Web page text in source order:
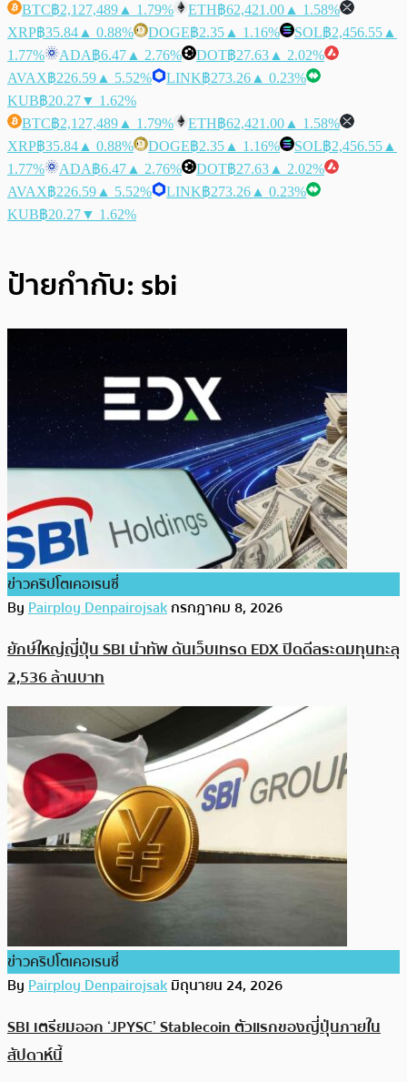
BTC฿2,127,489 ▲ 1.79% ETH฿62,421.00 ▲ 1.58%
XRP฿35.84 ▲ 0.88% DOGE฿2.35 ▲ 1.16% SOL฿2,456.55 ▲
1.77%
ADA฿6.47 ▲ 2.76% DOT฿27.63 ▲ 2.02%
AVAX฿226.59 ▲ 5.52% LINK฿273.26 ▲ 0.23%
KUB฿20.27▼ 1.62%
BTC฿2,127,489 ▲ 1.79% ETH฿62,421.00 ▲ 1.58%
XRP฿35.84 ▲ 0.88% DOGE฿2.35 ▲ 1.16% SOL฿2,456.55 ▲
1.77%
ADA฿6.47 ▲ 2.76% DOT฿27.63 ▲ 2.02%
AVAX฿226.59 ▲ 5.52% LINK฿273.26 ▲ 0.23%
KUB฿20.27▼ 1.62%
ป้ายกำกับ: sbi
ข่าวคริปโตเคอเรนซี่
ByPairploy Denpairojsakกรกฎาคม 8, 2026
ยักษ์ใหญ่ญี่ปุ่น SBI นำทัพ ดันเว็บเทรด EDX ปิดดีลระดมทุนทะลุ
2,536 ล้านบาท
ข่าวคริปโตเคอเรนซี่
ByPairploy Denpairojsakมิถุนายน 24, 2026
SBI เตรียมออก ‘JPYSC’ Stablecoin ตัวแรกของญี่ปุ่นภายใน
สัปดาห์นี้